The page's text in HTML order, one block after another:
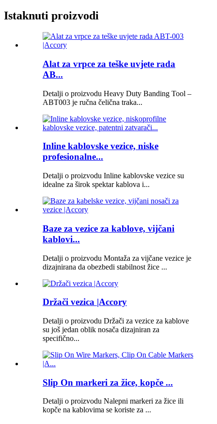
Istaknuti proizvodi
Alat za vrpce za teške uvjete rada
AB...
Detalji o proizvodu Heavy Duty Banding Tool –
ABT003 je ručna čelična traka...
Inline kablovske vezice, niske
profesionalne...
Detalji o proizvodu Inline kablovske vezice su
idealne za širok spektar kablova i...
Baze za vezice za kablove, vijčani
kablovi...
Detalji o proizvodu Montaža za vijčane vezice je
dizajnirana da obezbedi stabilnost žice ...
Držači vezica |Accory
Detalji o proizvodu Držači za vezice za kablove
su još jedan oblik nosača dizajniran za
specifično...
Slip On markeri za žice, kopče ...
Detalji o proizvodu Nalepni markeri za žice ili
kopče na kablovima se koriste za ...